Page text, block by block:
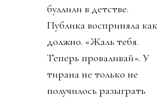
буллили в детстве.
Публика восприняла как
должно. «Жаль тебя.
Теперь проваливай». У
тирана не только не
получилось разыграть